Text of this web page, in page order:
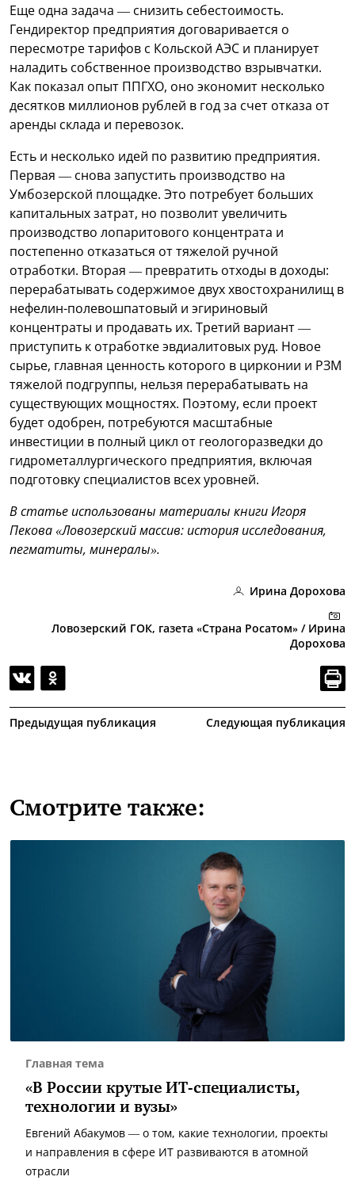
Еще одна задача — снизить себестоимость.
Гендиректор предприятия договаривается о
пересмотре тарифов с Кольской АЭС и планирует
наладить собственное производство взрывчатки.
Как показал опыт ППГХО, оно экономит несколько
десятков миллионов рублей в год за счет отказа от
аренды склада и перевозок.
Есть и несколько идей по развитию предприятия.
Первая — снова запустить производство на
Умбозерской площадке. Это потребует больших
капитальных затрат, но позволит увеличить
производство лопаритового концентрата и
постепенно отказаться от тяжелой ручной
отработки. Вторая — превратить отходы в доходы:
перерабатывать содержимое двух хвостохранилищ в
нефелин-полевошпатовый и эгириновый
концентраты и продавать их. Третий вариант —
приступить к отработке эвдиалитовых руд. Новое
сырье, главная ценность которого в цирконии и РЗМ
тяжелой подгруппы, нельзя перерабатывать на
существующих мощностях. Поэтому, если проект
будет одобрен, потребуются масштабные
инвестиции в полный цикл от геологоразведки до
гидрометаллургического предприятия, включая
подготовку специалистов всех уровней.
В статье использованы материалы книги Игоря
Пекова «Ловозерский массив: история исследования,
пегматиты, минералы».
Ирина Дорохова
Ловозерский ГОК, газета «Страна Росатом» / Ирина
Дорохова
Предыдущая публикация Следующая публикация
Смотрите также:
Главная тема
«В России крутые ИТ-специалисты,
технологии и вузы»
Евгений Абакумов — о том, какие технологии, проекты
и направления в сфере ИТ развиваются в атомной
отрасли